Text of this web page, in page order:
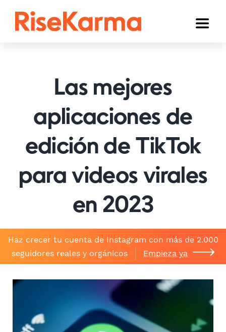
Toggle
Facebook
Twitter (𝕏)
Otros
Las mejores
aplicaciones de
edición de TikTok
para videos virales
en 2023
Haz crecer tu cuenta de Instagram con más de 2.000
seguidores reales y orgánicos
Empieza ya